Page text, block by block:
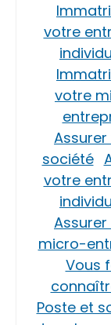
votre
votre
société
votre
micro-
Vous
Poste et